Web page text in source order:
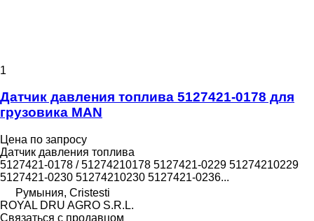
1
Датчик давления топлива 5127421-0178 для
грузовика MAN
Цена по запросу
Датчик давления топлива
5127421-0178 / 51274210178 5127421-0229 51274210229
5127421-0230 51274210230 5127421-0236...
Румыния, Cristesti
ROYAL DRU AGRO S.R.L.
Связаться с продавцом